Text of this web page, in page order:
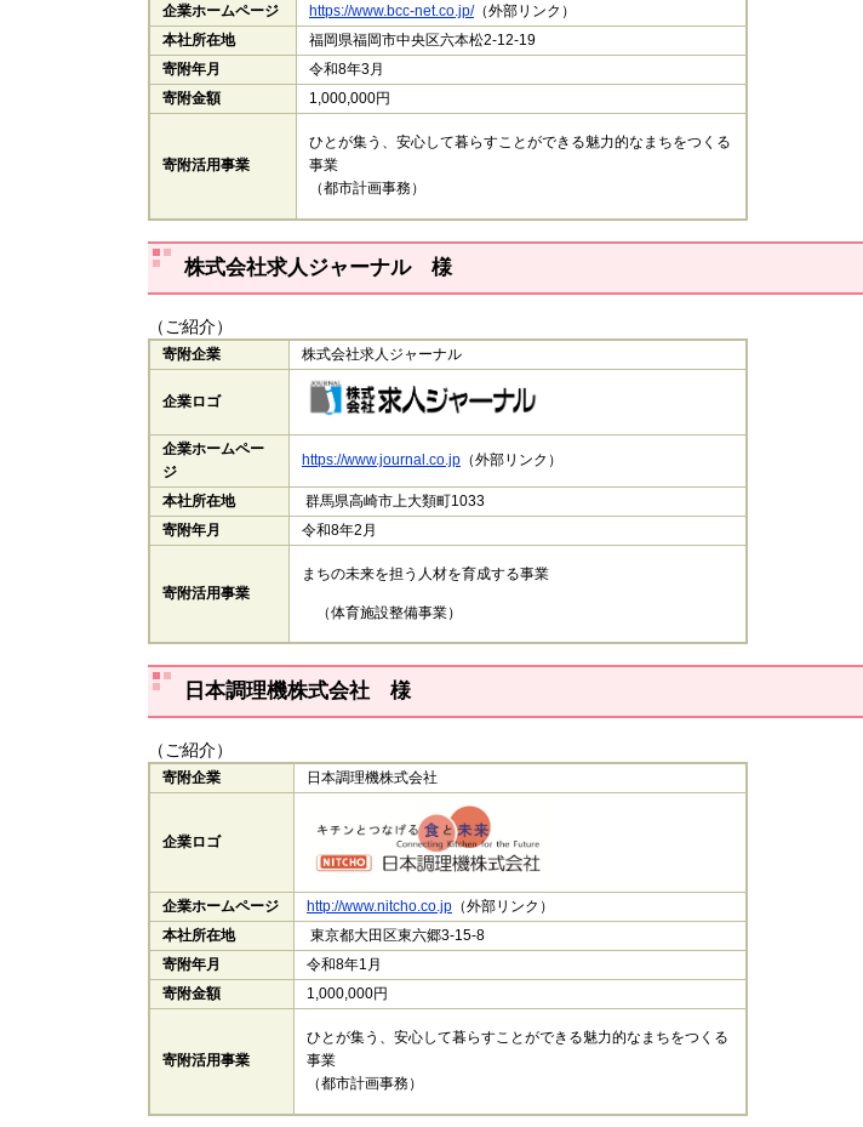
企業ホームページ https://www.bcc-net.co.jp/​（外部リンク）​
本社所在地
福岡県福岡市中央区六本松2-12-19
寄附年月
令和8年3月
寄附金額
1,000,000円
寄附活用事業
ひとが集う、安心して暮らすことができる魅力的なまちをつくる
事業
（都市計画事務）
株式会社求人ジャーナル​様
（ご紹介）
寄附企業 株式会社求人ジャーナル
企業ロゴ
企業ホームペー
ジ
https://www.journal.co.jp​（外部リンク）​
本社所在地
群馬県高崎市上大類町1033
寄附年月
令和8年2月
寄附活用事業
まちの未来を担う人材を育成する事業
（体育施設整備事業）
日本調理機株式会社​ 様
（ご紹介）
寄附企業 日本調理機株式会社
企業ロゴ
企業ホームページ http://www.nitcho.co.jp（外部リンク）​
本社所在地
東京都大田区東六郷3-15-8
寄附年月
令和8年1月
寄附金額
1,000,000円
寄附活用事業
ひとが集う、安心して暮らすことができる魅力的なまちをつくる
事業
（都市計画事務）